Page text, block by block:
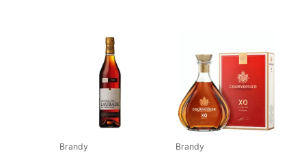
Brandy Brandy